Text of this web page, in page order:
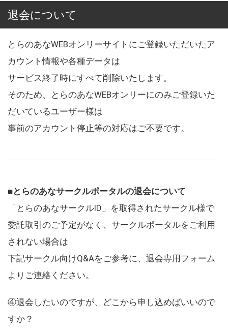
退会について
とらのあなWEBオンリーサイトにご登録いただいたア
カウント情報や各種データは
サービス終了時にすべて削除いたします。
そのため、とらのあなWEBオンリーにのみご登録いた
だいているユーザー様は
事前のアカウント停止等の対応はご不要です。
■とらのあなサークルポータルの退会について
「とらのあなサークルID」を取得されたサークル様で
委託取引のご予定がなく、サークルポータルをご利用
されない場合は
下記サークル向けQ&Aをご参考に、退会専用フォーム
よりご連絡ください。
④退会したいのですが、どこから申し込めばいいので
すか？